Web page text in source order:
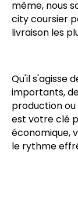
même, nous
city coursier
livraison les
Qu'il s'agisse
importants,
production ou
est votre clé
économique,
le rythme